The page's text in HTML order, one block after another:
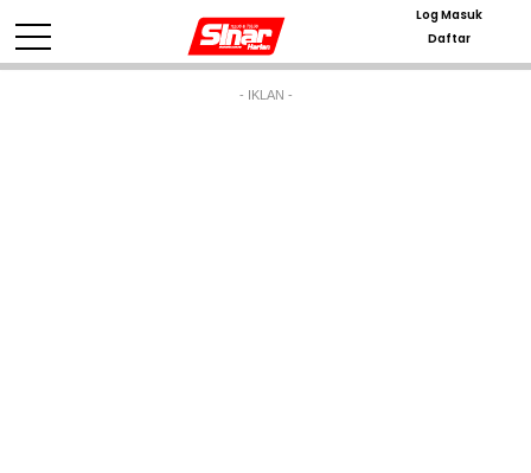
Log Masuk
Daftar
- IKLAN -